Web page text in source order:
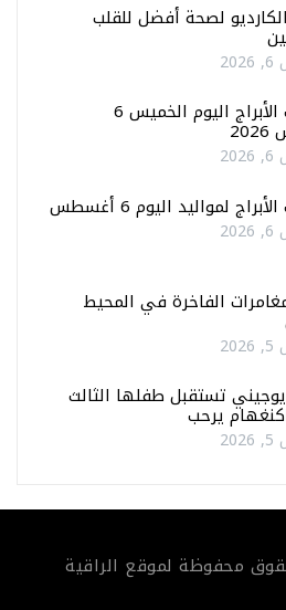
لصحة أفضل للقلب
توقعـات الأبراج اليوم الخميس 6
لمواليد اليوم 6 أغسطس
الفاخرة في المحيط
يوجيني تستقبل طفلها الثالث
يرحب